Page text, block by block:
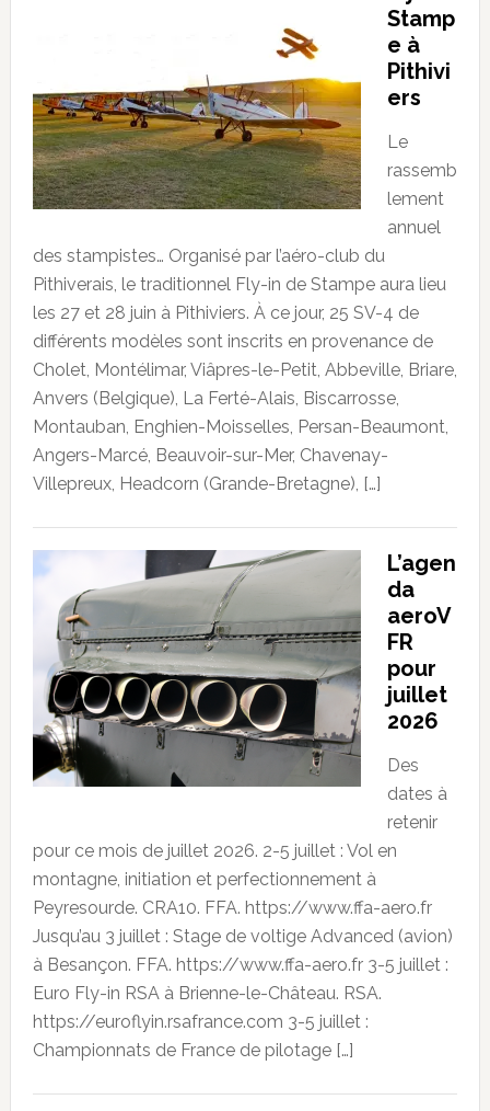
Stamp
e à
Pithivi
ers
Le
rassemb
lement
annuel
des stampistes… Organisé par l’aéro-club du
Pithiverais, le traditionnel Fly-in de Stampe aura lieu
les 27 et 28 juin à Pithiviers. À ce jour, 25 SV-4 de
différents modèles sont inscrits en provenance de
Cholet, Montélimar, Viâpres-le-Petit, Abbeville, Briare,
Anvers (Belgique), La Ferté-Alais, Biscarrosse,
Montauban, Enghien-Moisselles, Persan-Beaumont,
Angers-Marcé, Beauvoir-sur-Mer, Chavenay-
Villepreux, Headcorn (Grande-Bretagne), […]
L’agen
da
aeroV
FR
pour
juillet
2026
Des
dates à
retenir
pour ce mois de juillet 2026. 2-5 juillet : Vol en
montagne, initiation et perfectionnement à
Peyresourde. CRA10. FFA. https://www.ffa-aero.fr
Jusqu’au 3 juillet : Stage de voltige Advanced (avion)
à Besançon. FFA. https://www.ffa-aero.fr 3-5 juillet :
Euro Fly-in RSA à Brienne-le-Château. RSA.
https://euroflyin.rsafrance.com 3-5 juillet :
Championnats de France de pilotage […]